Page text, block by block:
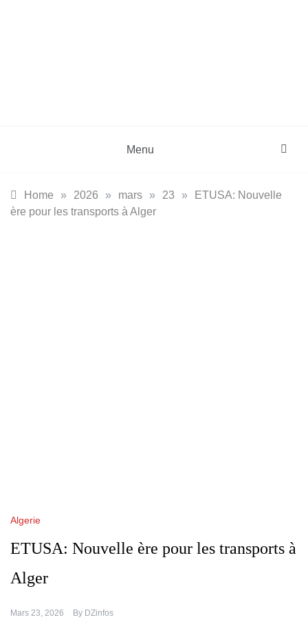
Menu
Home » 2026 » mars » 23 »
ETUSA: Nouvelle
ère pour les transports à Alger
Algerie
ETUSA: Nouvelle ère pour les transports à
Alger
Mars 23, 2026 By DZinfos